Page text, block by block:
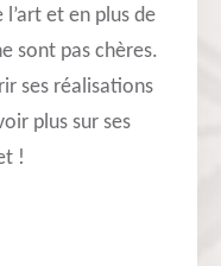
et en plus de
sont pas chères.
ses réalisations
plus sur ses
!